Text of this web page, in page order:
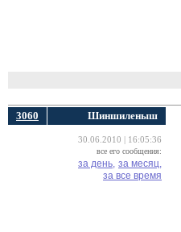
3060 Шиншиленыш
30.06.2010 | 16:05:36
все его сообщения:
за день, за месяц,
за все время